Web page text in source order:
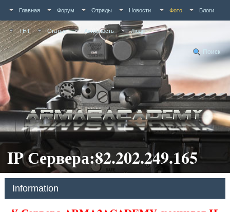
Главная Форум Отряды Новости Фото Блоги
ТНТ Статьи Активность Люди
Поиск
IP Сервера:82.202.249.165
Information